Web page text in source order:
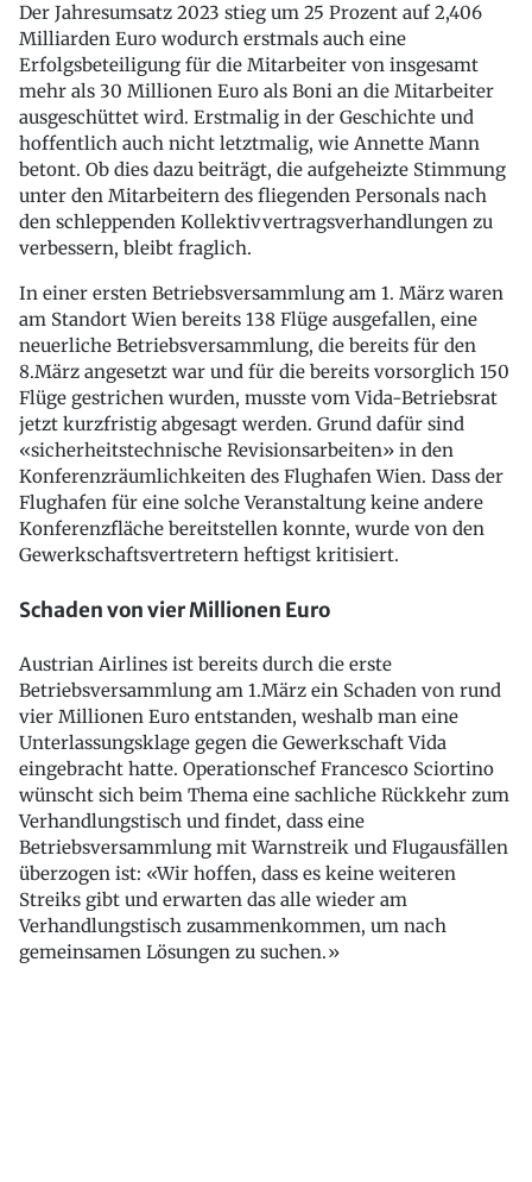
Der Jahresumsatz 2023 stieg um 25 Prozent auf 2,406
Milliarden Euro wodurch erstmals auch eine
Erfolgsbeteiligung für die Mitarbeiter von insgesamt
mehr als 30 Millionen Euro als Boni an die Mitarbeiter
ausgeschüttet wird. Erstmalig in der Geschichte und
hoffentlich auch nicht letztmalig, wie Annette Mann
betont. Ob dies dazu beiträgt, die aufgeheizte Stimmung
unter den Mitarbeitern des fliegenden Personals nach
den schleppenden Kollektivvertragsverhandlungen zu
verbessern, bleibt fraglich.
In einer ersten Betriebsversammlung am 1. März waren
am Standort Wien bereits 138 Flüge ausgefallen, eine
neuerliche Betriebsversammlung, die bereits für den
8.März angesetzt war und für die bereits vorsorglich 150
Flüge gestrichen wurden, musste vom Vida-Betriebsrat
jetzt kurzfristig abgesagt werden. Grund dafür sind
«sicherheitstechnische Revisionsarbeiten» in den
Konferenzräumlichkeiten des Flughafen Wien. Dass der
Flughafen für eine solche Veranstaltung keine andere
Konferenzfläche bereitstellen konnte, wurde von den
Gewerkschaftsvertretern heftigst kritisiert.
Schaden von vier Millionen Euro
Austrian Airlines ist bereits durch die erste
Betriebsversammlung am 1.März ein Schaden von rund
vier Millionen Euro entstanden, weshalb man eine
Unterlassungsklage gegen die Gewerkschaft Vida
eingebracht hatte. Operationschef Francesco Sciortino
wünscht sich beim Thema eine sachliche Rückkehr zum
Verhandlungstisch und findet, dass eine
Betriebsversammlung mit Warnstreik und Flugausfällen
überzogen ist: «Wir hoffen, dass es keine weiteren
Streiks gibt und erwarten das alle wieder am
Verhandlungstisch zusammenkommen, um nach
gemeinsamen Lösungen zu suchen.»